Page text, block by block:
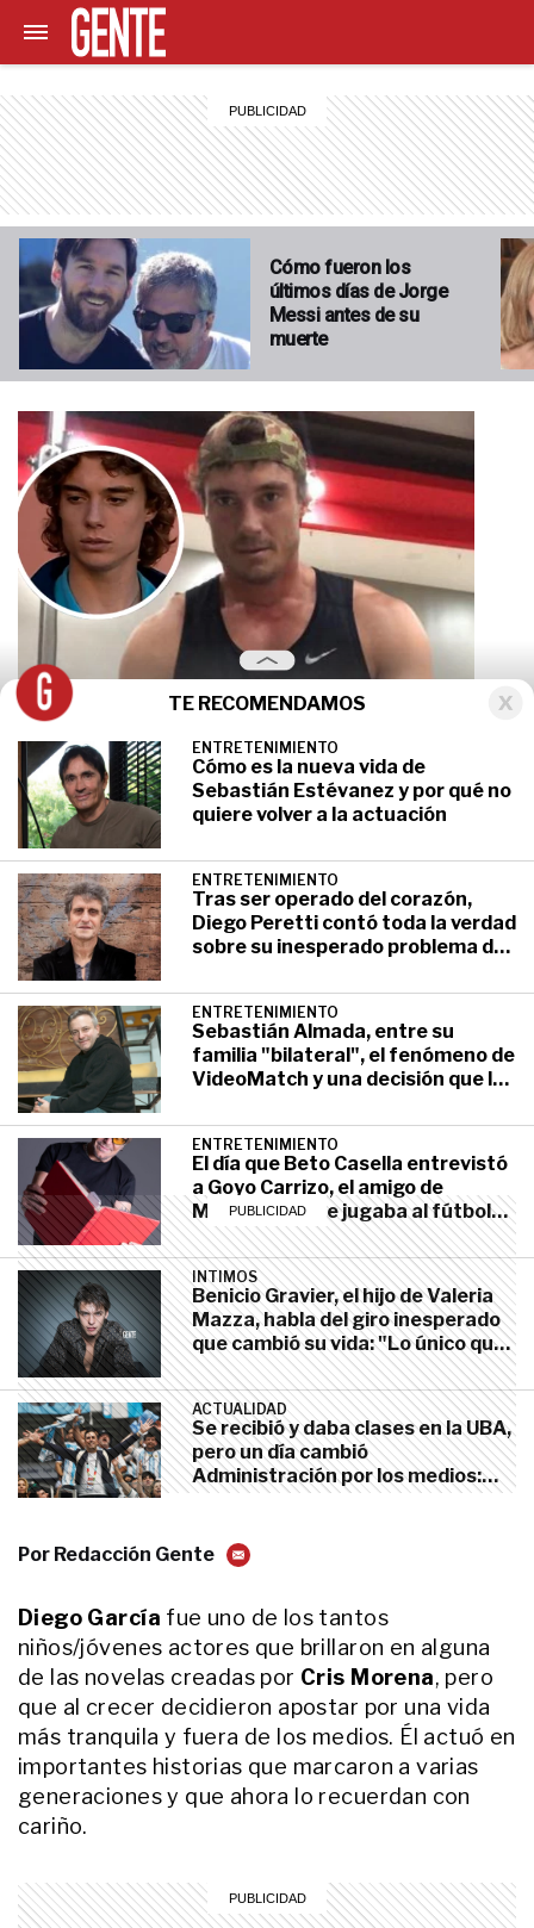
Cómo fueron los
últimos días de Jorge
Messi antes de su
muerte
Qué es de la vida de Diego García, ex
Chiquititas: tiene 39 años, abandonó
la actuación y da clases de equitación
Tuvo sus inicios en importantes series juveniles
pero con el tiempo decidió no dedicarse más a su
carrera como actor y encontró su pasión en los
animales.
ENTRETENIMIENTO abril 17, 2022
Por Redacción Gente
Diego García fue uno de los tantos
niños/jóvenes actores que brillaron en alguna
de las novelas creadas por Cris Morena, pero
que al crecer decidieron apostar por una vida
más tranquila y fuera de los medios. Él actuó en
importantes historias que marcaron a varias
generaciones y que ahora lo recuerdan con
cariño.
TE RECOMENDAMOS
ENTRETENIMIENTO
Cómo es la nueva vida de
Sebastián Estévanez y por qué no
quiere volver a la actuación
ENTRETENIMIENTO
Tras ser operado del corazón,
Diego Peretti contó toda la verdad
sobre su inesperado problema de
ENTRETENIMIENTO
Sebastián Almada, entre su
familia "bilateral", el fenómeno de
VideoMatch y una decisión que le
ENTRETENIMIENTO
El día que Beto Casella entrevistó
a Goyo Carrizo, el amigo de
Maradona "que jugaba al fútbol
mejor que Diego"
INTIMOS
Benicio Gravier, el hijo de Valeria
Mazza, habla del giro inesperado
que cambió su vida: "Lo único que
quiero hacer es esto"
ACTUALIDAD
Se recibió y daba clases en la UBA,
pero un día cambió
Administración por los medios:
quién es Martín Arevalo, el
Maradona y Messi
ENTRETENIMIENTO
La fuerte historia de Emanuel Di
por la violencia y el día en el que
descubrió que estaba deprimido:
"Quedé destruido por dentro,
pero nadie se dio cuenta"
INTIMOS
La inspiradora historia de Valen
Rizzuti, el notero viral de OLGA
que aman los famosos: "A pesar
de mi realidad, manifesté mucho
mi presente"
ENTRETENIMIENTO
un montón de cosas"